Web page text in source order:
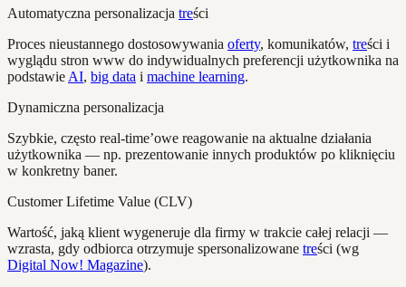
Automatyczna personalizacja treści
Proces nieustannego dostosowywania oferty, komunikatów, treści i
wyglądu stron www do indywidualnych preferencji użytkownika na
podstawie AI, big data i machine learning.
Dynamiczna personalizacja
Szybkie, często real-time’owe reagowanie na aktualne działania
użytkownika — np. prezentowanie innych produktów po kliknięciu
w konkretny baner.
Customer Lifetime Value (CLV)
Wartość, jaką klient wygeneruje dla firmy w trakcie całej relacji —
wzrasta, gdy odbiorca otrzymuje spersonalizowane treści (wg
Digital Now! Magazine).